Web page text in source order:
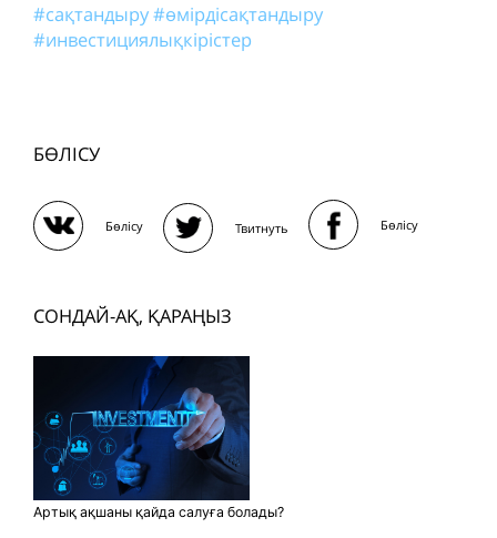
#сақтандыру#өмірдісақтандыру
#инвестициялықкірістер
БӨЛІСУ
Бөлісу Твитнуть Бөлісу
СОНДАЙ-АҚ, ҚАРАҢЫЗ
Артық ақшаны қайда салуға болады?